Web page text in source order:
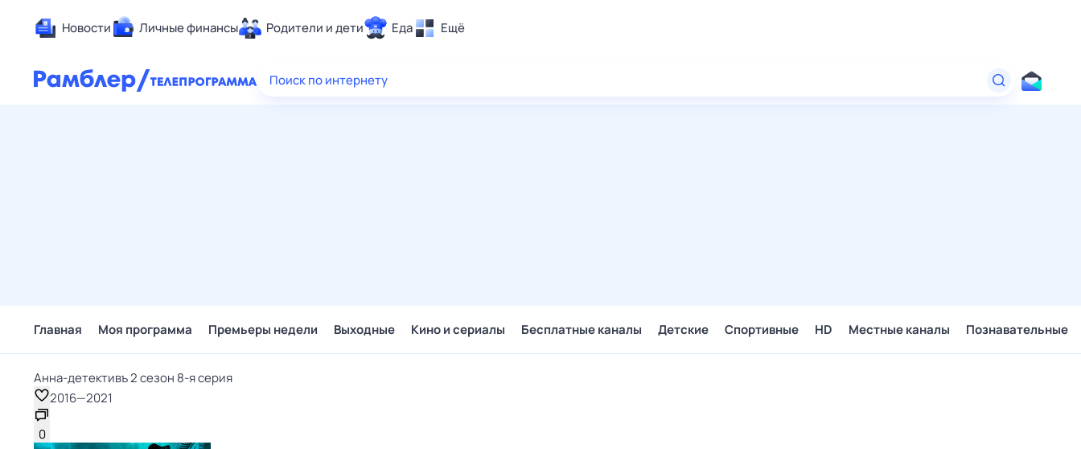
Новости Личные финансы Родители и дети Еда Ещё
Здоровье
Поиск по интернету
Главная Моя программа Премьеры недели Выходные Кино и сериалы Бесплатные каналы Детские Спортивные HD Местные каналы Познавательные
Анна-детективъ 2 сезон 8-я серия
2016—2021
0